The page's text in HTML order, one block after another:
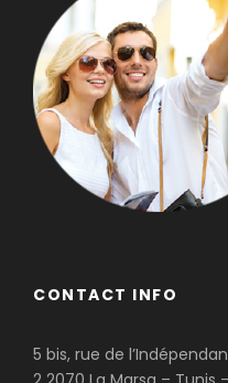
CONTACT INFO
5 bis, rue de